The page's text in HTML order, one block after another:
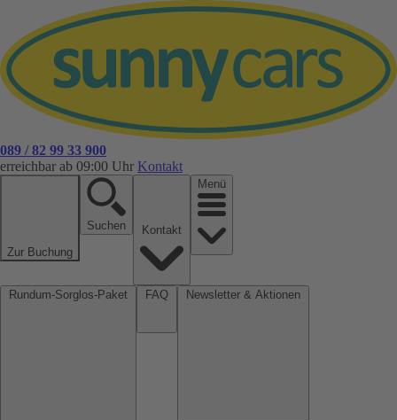
089 / 82 99 33 900
erreichbar ab 09:00 Uhr Kontakt
Zur Buchung
Suchen
Menü